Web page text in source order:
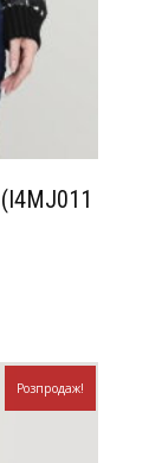
Розпродаж!